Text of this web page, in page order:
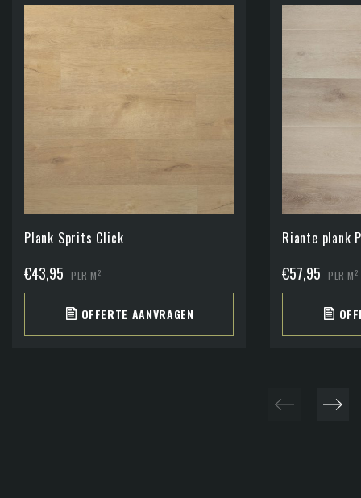
Plank Sprits Click
€43,95 PER M2
OFFERTE AANVRAGEN
Riante plank
€57,95 PER M2